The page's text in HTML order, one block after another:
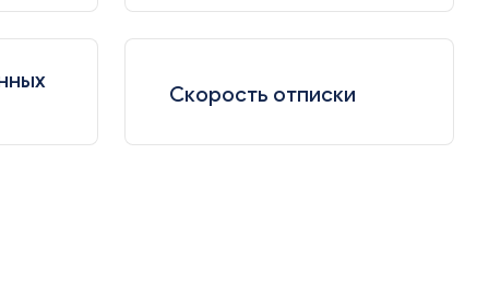
Скорость отписки